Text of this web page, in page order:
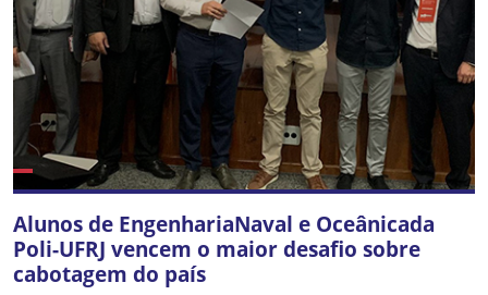
Alunos de EngenhariaNaval e Oceânicada
Poli-UFRJ vencem o maior desafio sobre
cabotagem do país